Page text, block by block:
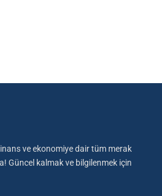
ve ekonomiye dair tüm merak
Güncel kalmak ve bilgilenmek için